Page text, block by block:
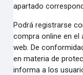
apartado
Podrá registrarse
compra online en
web. De
en materia de
informa a los